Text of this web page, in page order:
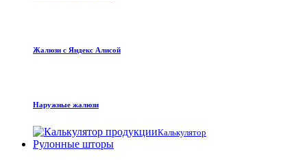
Жалюзи с Яндекс Алисой
Наружные жалюзи
Калькулятор
Рулонные шторы